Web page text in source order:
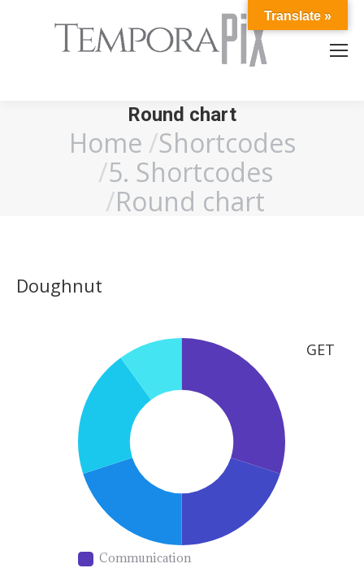
Round chart
You are here:Home Shortcodes
5. Shortcodes
Round chart
Doughnut
Communication
GET
Translate »